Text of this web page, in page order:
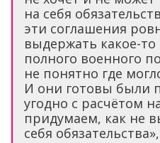
на себя
эти соглашения
выдержать какое-
полного военного
не понятно где
И они готовы были
угодно с расчётом
придумаем, как не
себя